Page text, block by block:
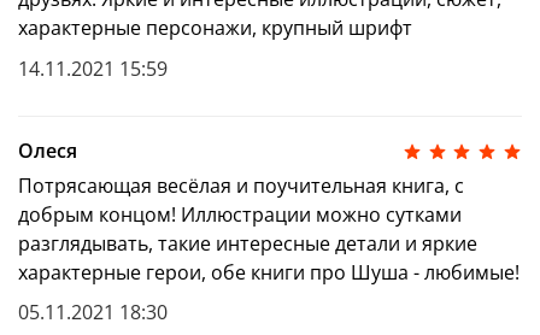
характерные персонажи, крупный шрифт
14.11.2021 15:59
Олеся
Потрясающая весёлая и поучительная книга, с
добрым концом! Иллюстрации можно сутками
разглядывать, такие интересные детали и яркие
характерные герои, обе книги про Шуша - любимые!
05.11.2021 18:30